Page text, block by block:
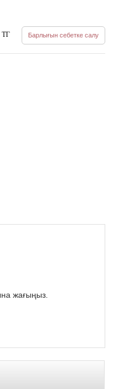
ТГ Барлығын себетке салу
жағыңыз.